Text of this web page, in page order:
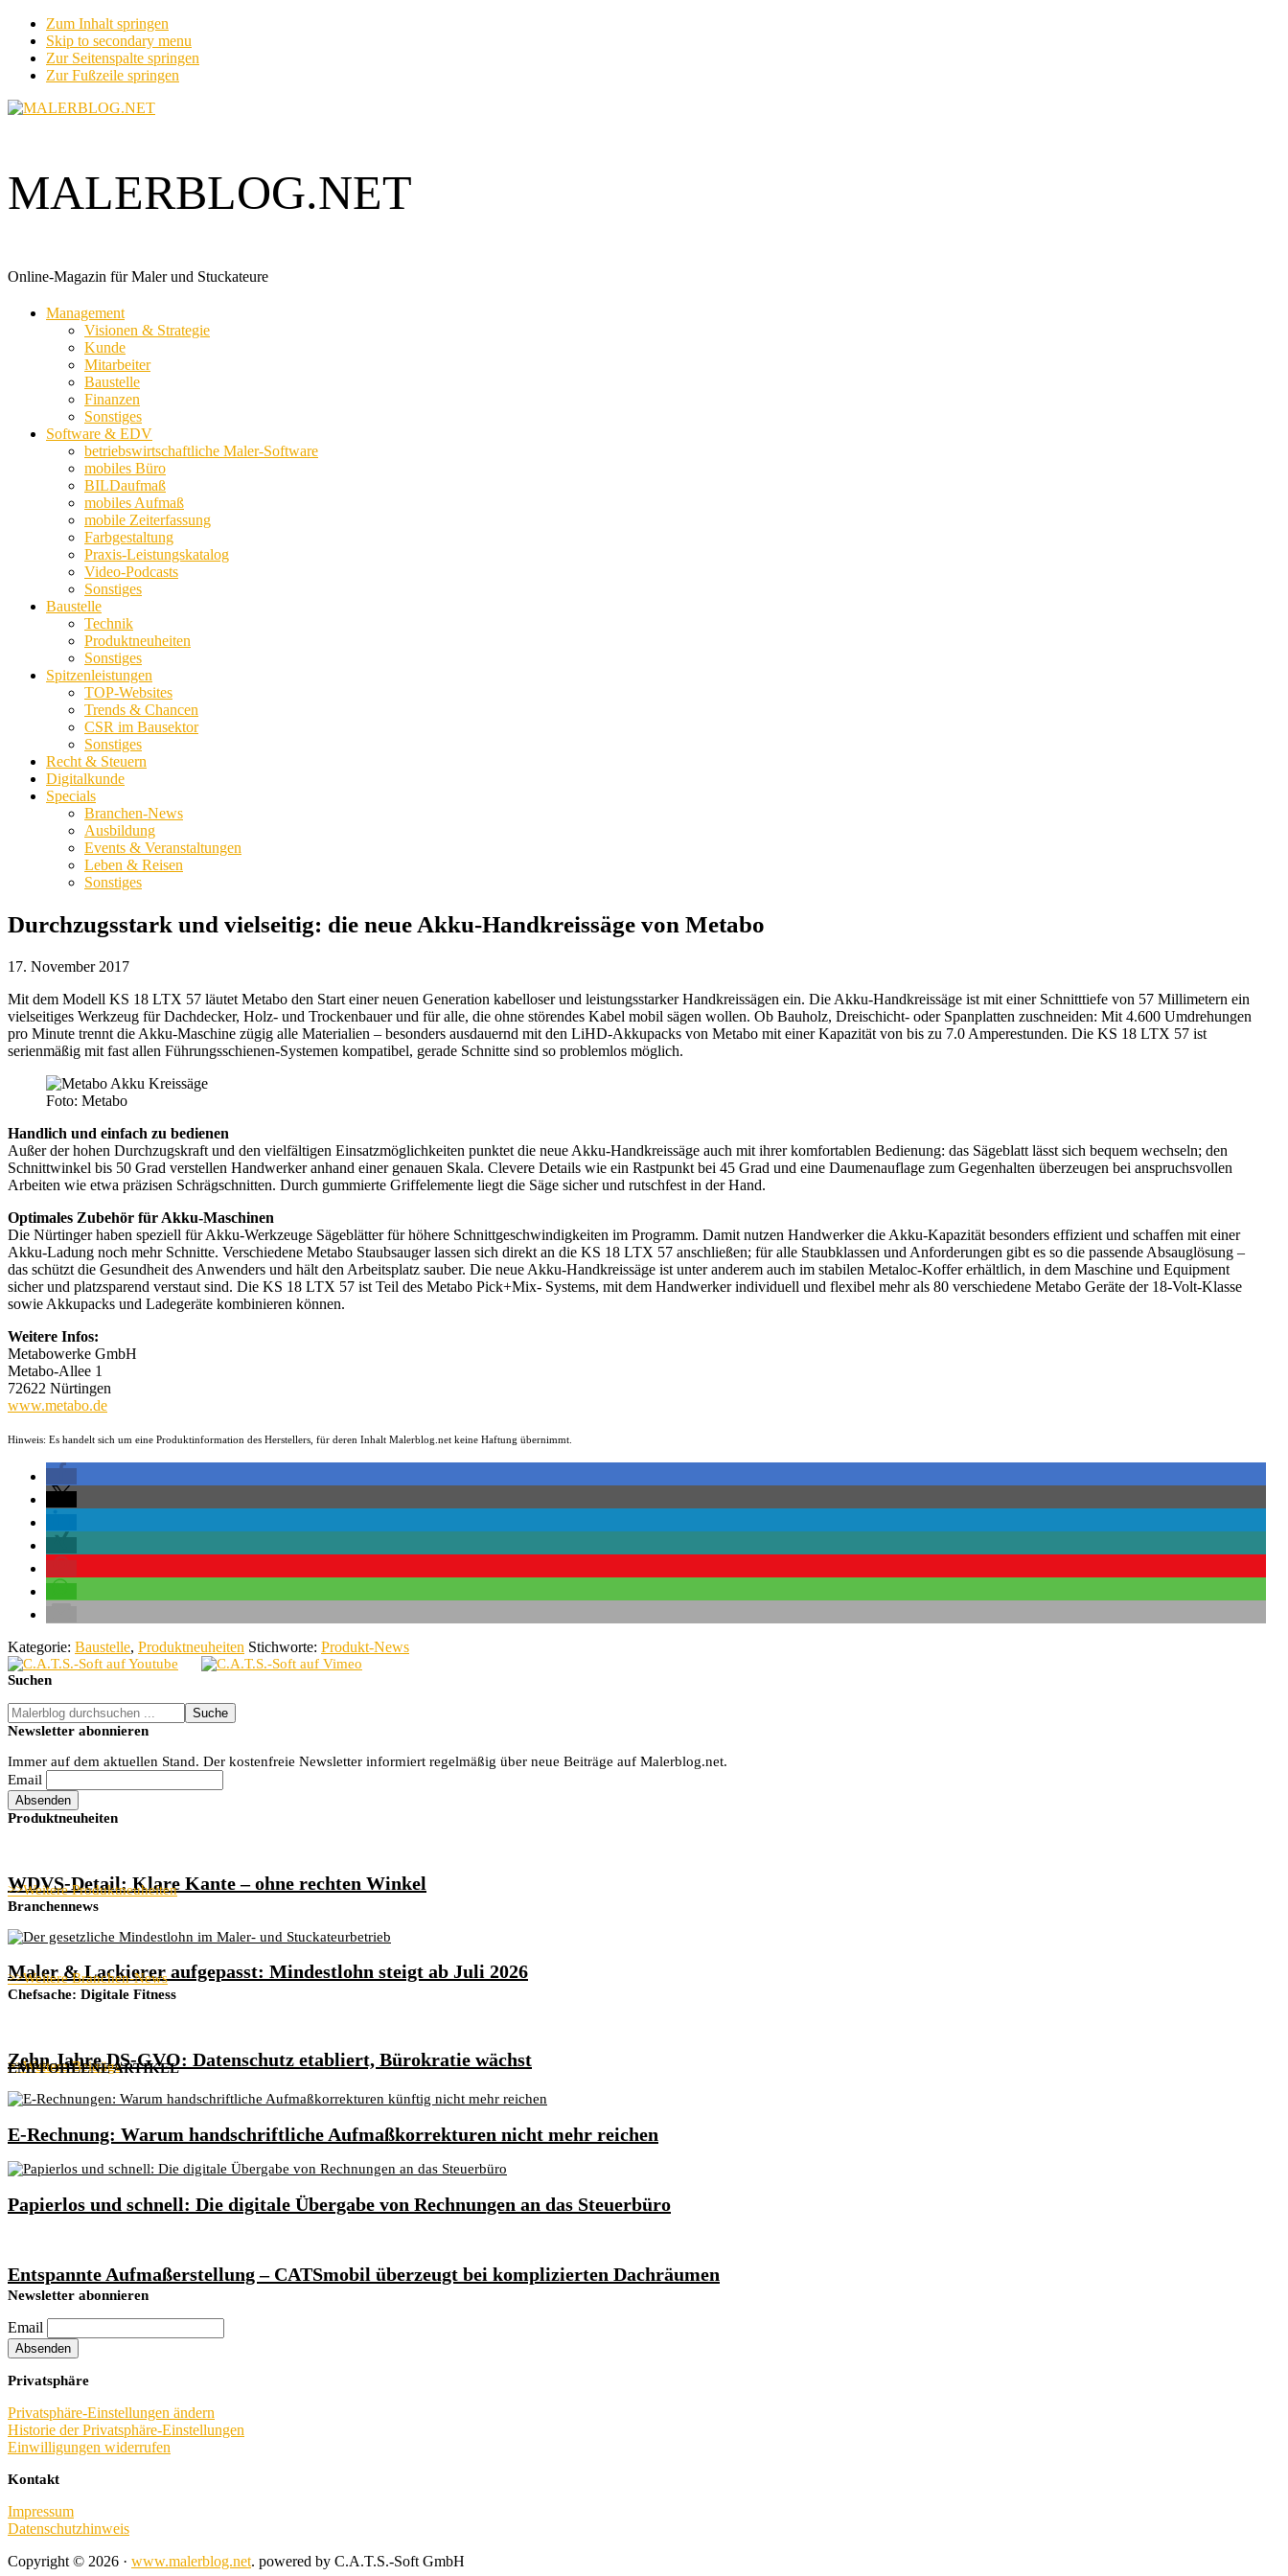
Zum Inhalt springen
Skip to secondary menu
Zur Seitenspalte springen
Zur Fußzeile springen
MALERBLOG.NET
Online-Magazin für Maler und Stuckateure
Management
Visionen & Strategie
Kunde
Mitarbeiter
Baustelle
Finanzen
Sonstiges
Software & EDV
betriebswirtschaftliche Maler-Software
mobiles Büro
BILDaufmaß
mobiles Aufmaß
mobile Zeiterfassung
Farbgestaltung
Praxis-Leistungskatalog
Video-Podcasts
Sonstiges
Baustelle
Technik
Produktneuheiten
Sonstiges
Spitzenleistungen
TOP-Websites
Trends & Chancen
CSR im Bausektor
Sonstiges
Recht & Steuern
Digitalkunde
Specials
Branchen-News
Ausbildung
Events & Veranstaltungen
Leben & Reisen
Sonstiges
Durchzugsstark und vielseitig: die neue Akku-Handkreissäge von Metabo
17. November 2017
Mit dem Modell KS 18 LTX 57 läutet Metabo den Start einer neuen Generation kabelloser und leistungsstarker Handkreissägen ein. Die Akku-Handkreissäge ist mit einer Schnitttiefe von 57 Millimetern ein
vielseitiges Werkzeug für Dachdecker, Holz- und Trockenbauer und für alle, die ohne störendes Kabel mobil sägen wollen. Ob Bauholz, Dreischicht- oder Spanplatten zuschneiden: Mit 4.600 Umdrehungen
pro Minute trennt die Akku-Maschine zügig alle Materialien – besonders ausdauernd mit den LiHD-Akkupacks von Metabo mit einer Kapazität von bis zu 7.0 Amperestunden. Die KS 18 LTX 57 ist
serienmäßig mit fast allen Führungsschienen-Systemen kompatibel, gerade Schnitte sind so problemlos möglich.
Foto: Metabo
Handlich und einfach zu bedienen
Außer der hohen Durchzugskraft und den vielfältigen Einsatzmöglichkeiten punktet die neue Akku-Handkreissäge auch mit ihrer komfortablen Bedienung: das Sägeblatt lässt sich bequem wechseln; den
Schnittwinkel bis 50 Grad verstellen Handwerker anhand einer genauen Skala. Clevere Details wie ein Rastpunkt bei 45 Grad und eine Daumenauflage zum Gegenhalten überzeugen bei anspruchsvollen
Arbeiten wie etwa präzisen Schrägschnitten. Durch gummierte Griffelemente liegt die Säge sicher und rutschfest in der Hand.
Optimales Zubehör für Akku-Maschinen
Die Nürtinger haben speziell für Akku-Werkzeuge Sägeblätter für höhere Schnittgeschwindigkeiten im Programm. Damit nutzen Handwerker die Akku-Kapazität besonders effizient und schaffen mit einer
Akku-Ladung noch mehr Schnitte. Verschiedene Metabo Staubsauger lassen sich direkt an die KS 18 LTX 57 anschließen; für alle Staubklassen und Anforderungen gibt es so die passende Absauglösung –
das schützt die Gesundheit des Anwenders und hält den Arbeitsplatz sauber. Die neue Akku-Handkreissäge ist unter anderem auch im stabilen Metaloc-Koffer erhältlich, in dem Maschine und Equipment
sicher und platzsparend verstaut sind. Die KS 18 LTX 57 ist Teil des Metabo Pick+Mix- Systems, mit dem Handwerker individuell und flexibel mehr als 80 verschiedene Metabo Geräte der 18-Volt-Klasse
sowie Akkupacks und Ladegeräte kombinieren können.
Weitere Infos:
Metabowerke GmbH
Metabo-Allee 1
72622 Nürtingen
www.metabo.de
Hinweis: Es handelt sich um eine Produktinformation des Herstellers, für deren Inhalt Malerblog.net keine Haftung übernimmt.
Kategorie: Baustelle, Produktneuheiten Stichworte: Produkt-News
Seitenspalte
Suchen
Malerblog
durchsuchen
Newsletter abonnieren
Immer auf dem aktuellen Stand. Der kostenfreie Newsletter informiert regelmäßig über neue Beiträge auf Malerblog.net.
Email
Produktneuheiten
WDVS-Detail: Klare Kante – ohne rechten Winkel
>>Weitere Produktneuheiten
Branchennews
Maler & Lackierer aufgepasst: Mindestlohn steigt ab Juli 2026
>>Weitere Branchen-News
Chefsache: Digitale Fitness
Zehn Jahre DS-GVO: Datenschutz etabliert, Bürokratie wächst
>>Weitere Beiträge
EMPFOHLENE ARTIKEL
E-Rechnung: Warum handschriftliche Aufmaßkorrekturen nicht mehr reichen
Papierlos und schnell: Die digitale Übergabe von Rechnungen an das Steuerbüro
Entspannte Aufmaßerstellung – CATSmobil überzeugt bei komplizierten Dachräumen
Footer
Newsletter abonnieren
Email
Privatsphäre
Privatsphäre-Einstellungen ändern
Historie der Privatsphäre-Einstellungen
Einwilligungen widerrufen
Kontakt
Impressum
Datenschutzhinweis
Copyright © 2026 · www.malerblog.net. powered by C.A.T.S.-Soft GmbH